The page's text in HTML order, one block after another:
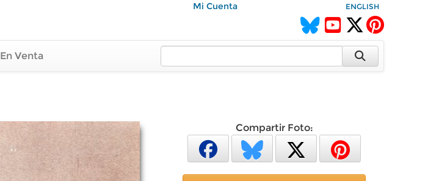
Mi Cuenta ENGLISH
En Venta
Compartir Foto: